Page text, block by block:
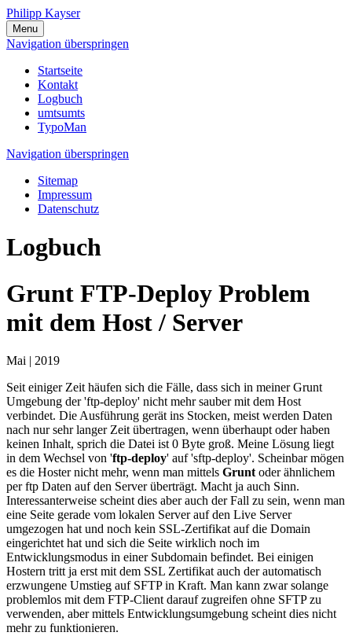
Philipp Kayser
Menu
Navigation überspringen
Startseite
Kontakt
Logbuch
umtsumts
TypoMan
Navigation überspringen
Sitemap
Impressum
Datenschutz
Logbuch
Grunt FTP-Deploy Problem
mit dem Host / Server
Mai | 2019
Seit einiger Zeit häufen sich die Fälle, dass sich in meiner Grunt
Umgebung der 'ftp-deploy' nicht mehr sauber mit dem Host
verbindet. Die Ausführung gerät ins Stocken, meist werden Daten
nach nur sehr langer Zeit übertragen, wenn überhaupt oder haben
keinen Inhalt, sprich die Datei ist 0 Byte groß. Meine Lösung liegt
in dem Wechsel von 'ftp-deploy' auf 'sftp-deploy'. Scheinbar mögen
es die Hoster nicht mehr, wenn man mittels Grunt oder ähnlichem
per ftp Daten auf den Server überträgt. Macht ja auch Sinn.
Interessanterweise scheint dies aber auch der Fall zu sein, wenn man
eine Seite gerade vom lokalen Server auf den Live Server
umgezogen hat und noch kein SSL-Zertifikat auf die Domain
eingerichtet hat und sich die Seite wirklich noch im
Entwicklungsmodus in einer Subdomain befindet. Bei einigen
Hostern tritt ja erst mit dem SSL Zertifikat auch der automatisch
erzwungene Umstieg auf SFTP in Kraft. Man kann zwar solange
problemlos mit dem FTP-Client darauf zugreifen ohne SFTP zu
verwenden, aber mittels Entwicklungsumgebung scheint dies nicht
mehr zu funktionieren.